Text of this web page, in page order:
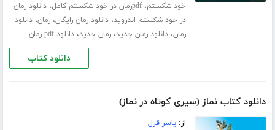
خود شکستم،pdfرمان در خود شکستم کامل ،دانلود رمان
در خود شکستم اندروید،دانلود رمان رایگان،رمان،دانلود
رمان،دانلود رمان جدید،رمان جدید،دانلود pdf رمان
دانلود کتاب
دانلود کتاب نماز (سیری کوتاه در نماز)
از:یاسر قزل